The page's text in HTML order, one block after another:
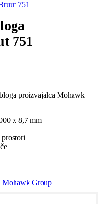
751
proizvajalca Mohawk
x 8,7 mm
Mohawk Group